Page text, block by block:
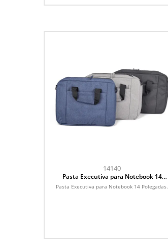
14140
Pasta Executiva para Notebook 14
Polegadas
Pasta Executiva para Notebook 14 Polegadas.